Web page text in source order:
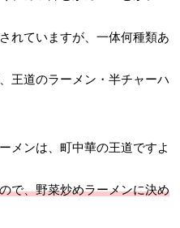
れていますが、一体何種類あ
王道のラーメン・半チャーハ
メンは、町中華の王道ですよ
で、野菜炒めラーメンに決め